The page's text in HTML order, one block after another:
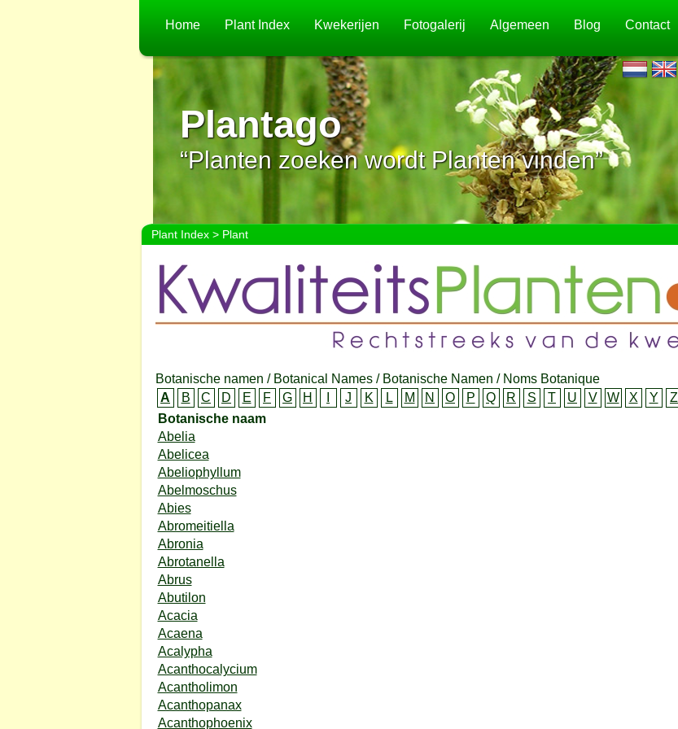
Home Plant Index Kwekerijen Fotogalerij Algemeen Blog Contact
Plantago
“Planten zoeken wordt Planten vinden”
Plant Index> Plant
Botanische namen / Botanical Names / Botanische Namen / Noms Botanique
A
B C D E F G H J K L M N O P Q R S T U V W X Y
Z
Botanische naam
Abelia
Abelicea
Abeliophyllum
Abelmoschus
Abies
Abromeitiella
Abronia
Abrotanella
Abrus
Abutilon
Acacia
Acaena
Acalypha
Acanthocalycium
Acantholimon
Acanthopanax
Acanthophoenix